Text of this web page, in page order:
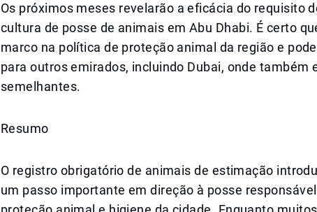
Os próximos meses revelarão a eficácia do requisito
cultura de posse de animais em Abu Dhabi. É certo
marco na política de proteção animal da região e
para outros emirados, incluindo Dubai, onde também
semelhantes.
Resumo
O registro obrigatório de animais de estimação
um passo importante em direção à posse